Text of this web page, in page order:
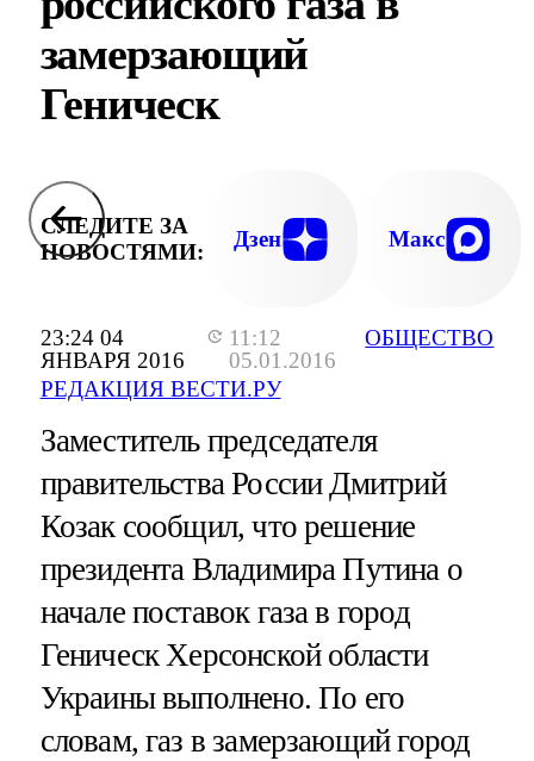
23:24 04
ЯНВАРЯ 2016
11:12
05.01.2016
РЕДАКЦИЯ ВЕСТИ.РУ
ОБЩЕСТВО
замерзающий
Геническ
СЛЕДИТЕ ЗА
НОВОСТЯМИ:
Дзен Макс
Заместитель председателя
правительства России Дмитрий
Козак сообщил, что решение
президента Владимира Путина о
начале поставок газа в город
Геническ Херсонской области
Украины выполнено. По его
словам, газ в замерзающий город